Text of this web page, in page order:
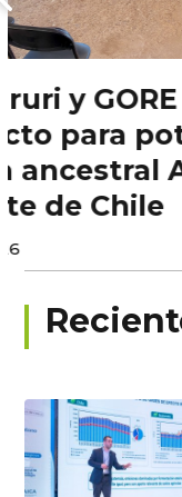
Cuatro
pocos
permitió
eventos
intensos
7 Ago, 2026